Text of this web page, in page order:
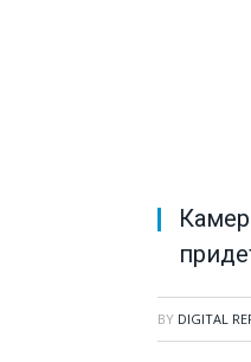
BY DIGITAL